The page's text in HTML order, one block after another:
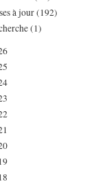
à jour (192)
(1)